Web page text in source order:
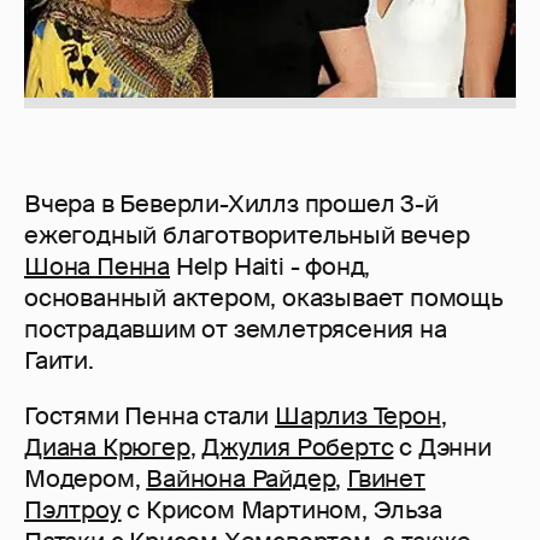
Вчера в Беверли-Хиллз прошел 3-й
ежегодный благотворительный вечер
Шона Пенна Help Haiti - фонд,
основанный актером, оказывает помощь
пострадавшим от землетрясения на
Гаити.
Гостями Пенна стали Шарлиз Терон,
Диана Крюгер,Джулия Робертсс Дэнни
Модером, Вайнона Райдер, Гвинет
Пэлтроус Крисом Мартином, Эльза